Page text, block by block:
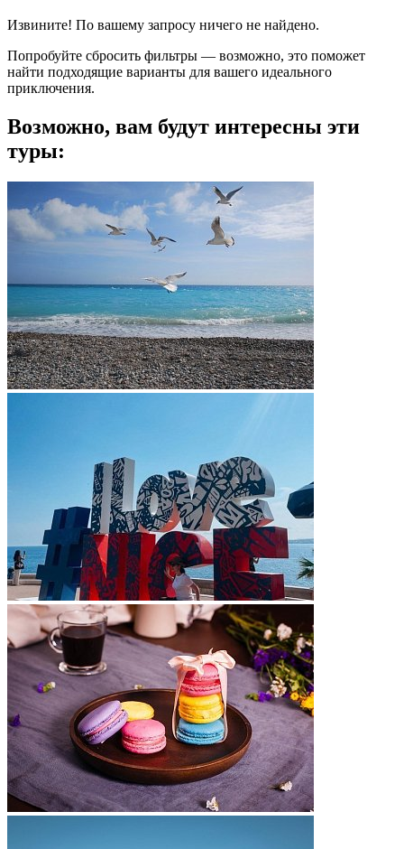
Извините! По вашему запросу ничего не найдено.
Попробуйте сбросить фильтры — возможно, это поможет
найти подходящие варианты для вашего идеального
приключения.
Возможно, вам будут интересны эти
туры: